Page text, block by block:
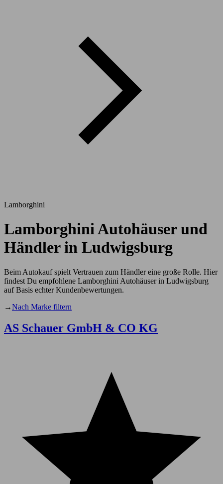
Lamborghini
Lamborghini Autohäuser und
Händler in Ludwigsburg
Beim Autokauf spielt Vertrauen zum Händler eine große Rolle. Hier
findest Du empfohlene Lamborghini Autohäuser in Ludwigsburg
auf Basis echter Kundenbewertungen.
→Nach Marke filtern
AS Schauer GmbH & CO KG